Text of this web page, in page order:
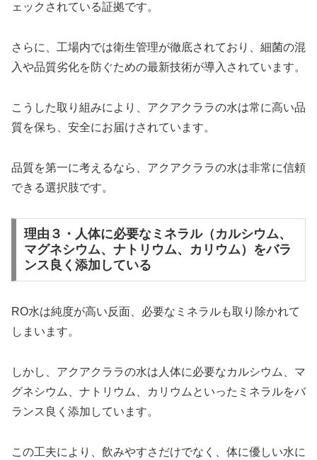
ェックされている証拠です。
さらに、工場内では衛生管理が徹底されており、細菌の混
入や品質劣化を防ぐための最新技術が導入されています。
こうした取り組みにより、アクアクララの水は常に高い品
質を保ち、安全にお届けされています。
品質を第一に考えるなら、アクアクララの水は非常に信頼
できる選択肢です。
理由３・人体に必要なミネラル（カルシウム、
マグネシウム、ナトリウム、カリウム）をバラ
ンス良く添加している
RO水は純度が高い反面、必要なミネラルも取り除かれて
しまいます。
しかし、アクアクララの水は人体に必要なカルシウム、マ
グネシウム、ナトリウム、カリウムといったミネラルをバ
ランス良く添加しています。
この工夫により、飲みやすさだけでなく、体に優しい水に